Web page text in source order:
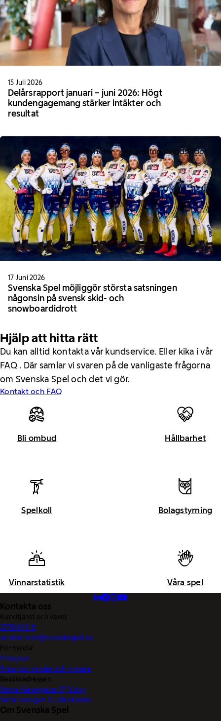
15 Juli 2026
Delårsrapport januari – juni 2026: Högt
kundengagemang stärker intäkter och
resultat
Koncernnyheter Sponsring längdskidor
17 Juni 2026
Svenska Spel möjliggör största satsningen
någonsin på svensk skid- och
snowboardidrott
Hjälp att hitta rätt
Du kan alltid kontakta vår kundservice. Eller kika i vår
FAQ . Där samlar vi svaren på de vanligaste frågorna
om Svenska Spel och det vi gör.
Kontakt och FAQ
Bli ombud Hållbarhet
Spelkoll Bolagstyrning
Vinnarstatistik Våra spel
Kontakta oss
Kundtjänst och växel:
0770-11 11 11
kundservice@svenskaspel.se
För media:
Pressjour
Pressjour vinster och vinnare
Besöksadresser:
Norra Hansegatan 17, Visby
Katarinavägen 15, Stockholm
Om Svenska Spel